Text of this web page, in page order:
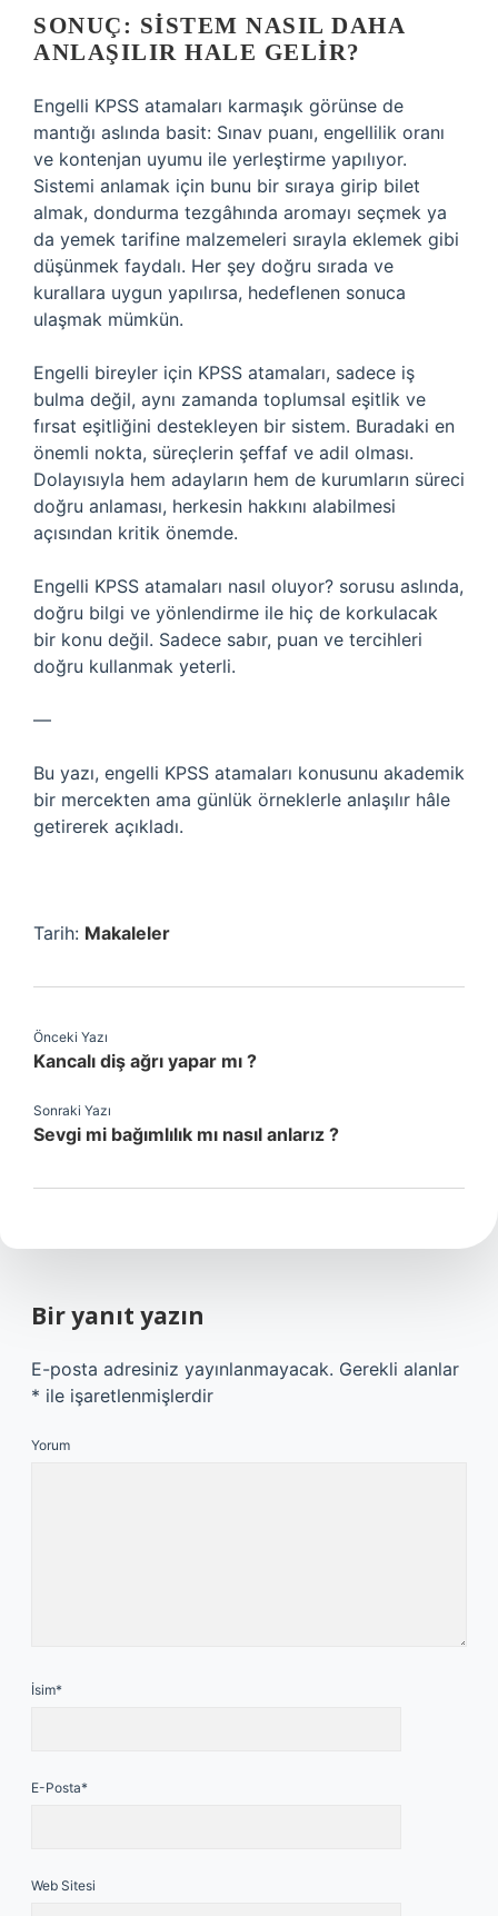
SONUÇ: SISTEM NASIL DAHA
ANLAŞILIR HALE GELIR?
Engelli KPSS atamaları karmaşık görünse de
mantığı aslında basit: Sınav puanı, engellilik oranı
ve kontenjan uyumu ile yerleştirme yapılıyor.
Sistemi anlamak için bunu bir sıraya girip bilet
almak, dondurma tezgâhında aromayı seçmek ya
da yemek tarifine malzemeleri sırayla eklemek gibi
düşünmek faydalı. Her şey doğru sırada ve
kurallara uygun yapılırsa, hedeflenen sonuca
ulaşmak mümkün.
Engelli bireyler için KPSS atamaları, sadece iş
bulma değil, aynı zamanda toplumsal eşitlik ve
fırsat eşitliğini destekleyen bir sistem. Buradaki en
önemli nokta, süreçlerin şeffaf ve adil olması.
Dolayısıyla hem adayların hem de kurumların süreci
doğru anlaması, herkesin hakkını alabilmesi
açısından kritik önemde.
Engelli KPSS atamaları nasıl oluyor? sorusu aslında,
doğru bilgi ve yönlendirme ile hiç de korkulacak
bir konu değil. Sadece sabır, puan ve tercihleri
doğru kullanmak yeterli.
—
Bu yazı, engelli KPSS atamaları konusunu akademik
bir mercekten ama günlük örneklerle anlaşılır hâle
getirerek açıkladı.
Tarih: Makaleler
Önceki Yazı
Kancalı diş ağrı yapar mı ?
Sonraki Yazı
Sevgi mi bağımlılık mı nasıl anlarız ?
Bir yanıt yazın
E-posta adresiniz yayınlanmayacak. Gerekli alanlar
* ile işaretlenmişlerdir
Yorum
İsim*
E-Posta*
Web Sitesi